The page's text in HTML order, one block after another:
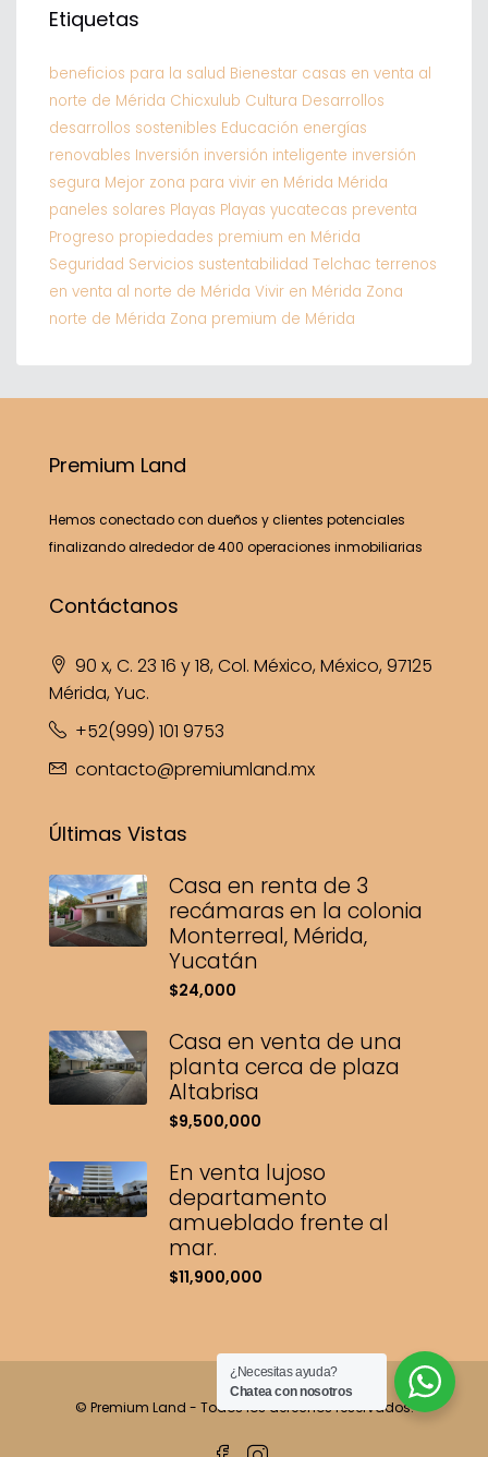
Etiquetas
beneficios para la salud Bienestar casas en venta al
norte de Mérida Chicxulub Cultura Desarrollos
desarrollos sostenibles Educación energías
renovables Inversión inversión inteligente inversión
segura Mejor zona para vivir en Mérida Mérida
paneles solares Playas Playas yucatecas preventa
Progreso propiedades premium en Mérida
Seguridad Servicios sustentabilidad Telchac terrenos
en venta al norte de Mérida Vivir en Mérida Zona
norte de Mérida Zona premium de Mérida
Premium Land
Hemos conectado con dueños y clientes potenciales
finalizando alrededor de 400 operaciones inmobiliarias
Contáctanos
90 x, C. 23 16 y 18, Col. México, México, 97125
Mérida, Yuc.
+52(999) 101 9753
contacto@premiumland.mx
Últimas Vistas
Casa en renta de 3
recámaras en la colonia
Monterreal, Mérida,
Yucatán
$24,000
Casa en venta de una
planta cerca de plaza
Altabrisa
$9,500,000
En venta lujoso
departamento
amueblado frente al
mar.
$11,900,000
© Premium Land - Todos los derechos reservados.
¿Necesitas ayuda?
Chatea con nosotros